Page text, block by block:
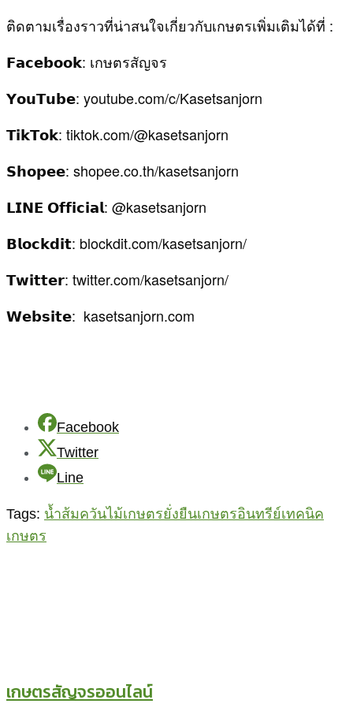
ติดตามเรื่องราวที่น่าสนใจเกี่ยวกับเกษตรเพิ่มเติมได้ที่ :
𝗙𝗮𝗰𝗲𝗯𝗼𝗼𝗸: เกษตรสัญจร
𝗬𝗼𝘂𝗧𝘂𝗯𝗲: youtube.com/c/Kasetsanjorn
𝗧𝗶𝗸𝗧𝗼𝗸: tiktok.com/@kasetsanjorn
𝗦𝗵𝗼𝗽𝗲𝗲: shopee.co.th/kasetsanjorn
𝗟𝗜𝗡𝗘 𝗢𝗳𝗳𝗶𝗰𝗶𝗮𝗹: @kasetsanjorn
𝗕𝗹𝗼𝗰𝗸𝗱𝗶𝘁: blockdit.com/kasetsanjorn/
𝗧𝘄𝗶𝘁𝘁𝗲𝗿: twitter.com/kasetsanjorn/
𝗪𝗲𝗯𝘀𝗶𝘁𝗲: kasetsanjorn.com
Facebook
Twitter
Line
Tags: น้ำส้มควันไม้เกษตรยั่งยืนเกษตรอินทรีย์เทคนิค
เกษตร
เกษตรสัญจรออนไลน์